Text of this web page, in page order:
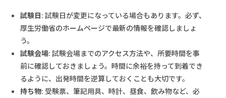
試験日: 試験日が変更になっている場合もあります。必ず、
厚生労働省のホームページで最新の情報を確認しましょ
う。
試験会場: 試験会場までのアクセス方法や、所要時間を事
前に確認しておきましょう。時間に余裕を持って到着でき
るように、出発時間を逆算しておくことも大切です。
持ち物: 受験票、筆記用具、時計、昼食、飲み物など、必